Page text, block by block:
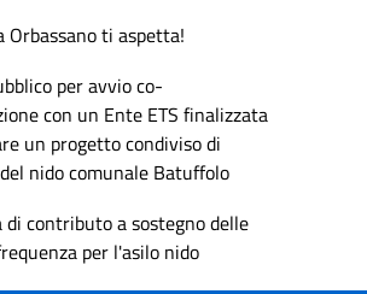
Orbassano ti aspetta!
per avvio co-
con un Ente ETS finalizzata
un progetto condiviso di
nido comunale Batuffolo
di contributo a sostegno delle
per l'asilo nido